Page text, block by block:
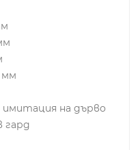
мм
имитация на дърво
гард